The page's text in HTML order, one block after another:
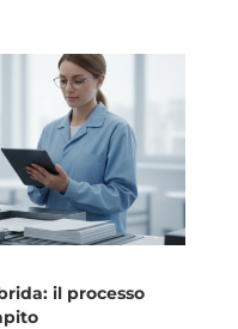
il processo